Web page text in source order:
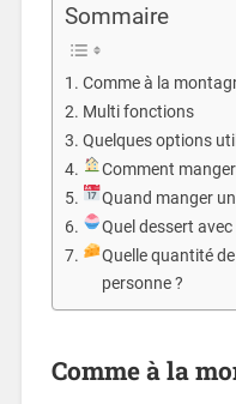
Sommaire
Comme à la
Multi fonctions
Quelques options
Comment
Quand manger
Quel dessert
Quelle quantité
personne ?
Comme à la